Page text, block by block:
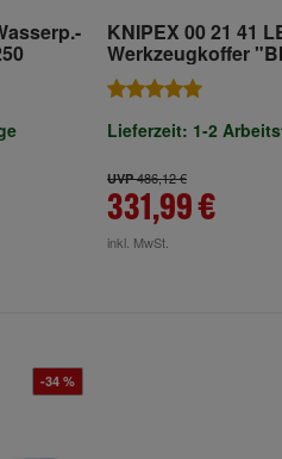
KNIPEX 00 21 41
Werkzeugkoffer
Move" leer 290 mm
Lieferzeit: 1-2
UVP486,12 €
331,99 €
inkl. MwSt.
-34 %